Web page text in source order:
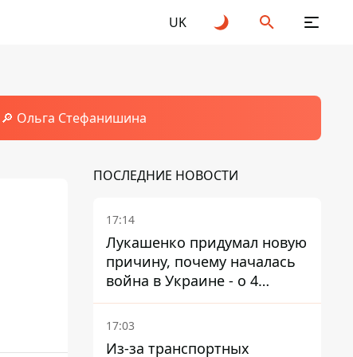
UK
🔎 Ольга Стефанишина
ПОСЛЕДНИЕ НОВОСТИ
17:14
Лукашенко придумал новую
причину, почему началась
война в Украине - о 4
позициях речь не идет
17:03
Из-за транспортных